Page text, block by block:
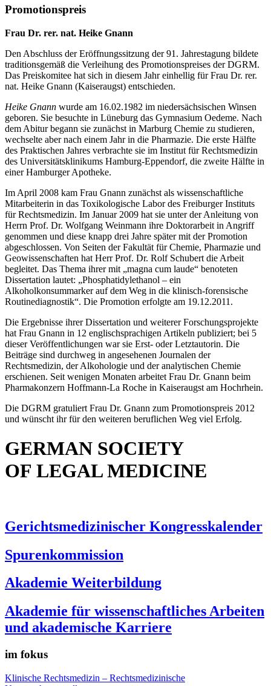
Promotionspreis
Frau Dr. rer. nat. Heike Gnann
Den Abschluss der Eröffnungssitzung der 91. Jahrestagung bildete
traditionsgemäß die Verleihung des Promotionspreises der DGRM.
Das Preiskomitee hat sich in diesem Jahr einhellig für Frau Dr. rer.
nat. Heike Gnann (Kaiseraugst) entschieden.
Heike Gnann wurde am 16.02.1982 im niedersächsischen Winsen
geboren. Sie besuchte in Lüneburg das Gymnasium Oedeme. Nach
dem Abitur begann sie zunächst in Marburg Chemie zu studieren,
wechselte aber nach einem Jahr in die Pharmazie. Die erste Hälfte
des Praktischen Jahres verbrachte sie im Institut für Rechtsmedizin
des Universitätsklinikums Hamburg-Eppendorf, die zweite Hälfte in
einer Hamburger Apotheke.
Im April 2008 kam Frau Gnann zunächst als wissenschaftliche
Mitarbeiterin in das Toxikologische Labor des Freiburger Instituts
für Rechtsmedizin. Im Januar 2009 hat sie unter der Anleitung von
Herrn Prof. Dr. Wolfgang Weinmann ihre Doktorarbeit in Angriff
genommen und diese knapp drei Jahre später mit der Promotion
abgeschlossen. Von Seiten der Fakultät für Chemie, Pharmazie und
Geowissenschaften hat Herr Prof. Dr. Rolf Schubert die Arbeit
begleitet. Das Thema ihrer mit „magna cum laude“ benoteten
Dissertation lautet: „Phosphatidylethanol – ein
Alkoholkonsummarker auf dem Weg in die klinisch-forensische
Routinediagnostik“. Die Promotion erfolgte am 19.12.2011.
Die Ergebnisse ihrer Dissertation und weiterer Forschungsprojekte
hat Frau Gnann in 12 englischsprachigen Artikeln publiziert; bei 5
dieser Veröffentlichungen war sie Erst- oder Letztautorin. Die
Beiträge sind durchweg in angesehenen Journalen der
Rechtsmedizin, der Alkohologie und der analytischen Chemie
erschienen. Seit wenigen Monaten arbeitet Frau Dr. Gnann beim
Pharmakonzern Hoffmann-La Roche in Kaiseraugst am Hochrhein.
Die DGRM gratuliert Frau Dr. Gnann zum Promotionspreis 2012
und wünscht ihr für den weiteren beruflichen Weg viel Erfolg.
GERMAN SOCIETY
OF LEGAL MEDICINE
Gerichtsmedizinischer Kongresskalender
Spurenkommission
Akademie Weiterbildung
Akademie für wissenschaftliches Arbeiten
und akademische Karriere
im fokus
Klinische Rechtsmedizin – Rechtsmedizinische